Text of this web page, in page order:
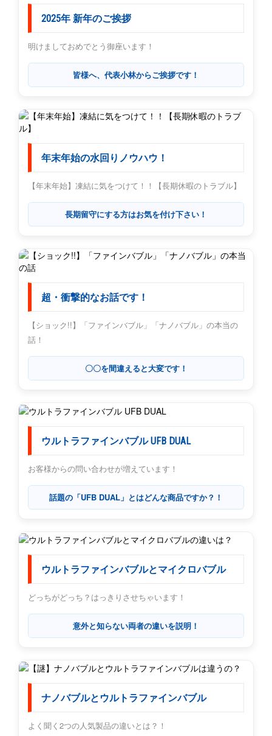
2025年 新年のご挨拶
明けましておめでとう御座います！
皆様へ、代表小林からご挨拶です！
年末年始の水回りノウハウ！
【年末年始】凍結に気をつけて！！【長期休暇のトラブル】
長期留守にする方はお気を付け下さい！
超・衝撃的なお話です！
【ショック!!】「ファインバブル」「ナノバブル」の本当の
話！
〇〇を間違えると大変です！
ウルトラファインバブル UFB DUAL
お客様からの問い合わせが増えています！
話題の「UFB DUAL」とはどんな商品ですか？！
ウルトラファインバブルとマイクロバブル
どっちがどっち？はっきりさせちゃいます！
意外と知らない両者の違いを説明！
ナノバブルとウルトラファインバブル
よく聞く2つの人気製品の違いとは？！